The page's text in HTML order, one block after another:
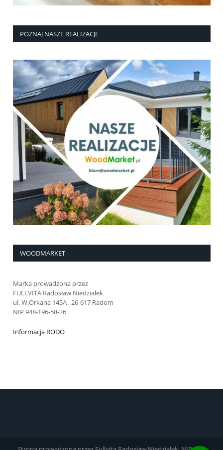
POZNAJ NASZE REALIZACJE
WOODMARKET
Marka prowadzona przez
FULLVITA Radosław Niedziałek
ul. W.Orkana 145A , 26-617 Radom
NIP 948-196-58-26
Informacja RODO